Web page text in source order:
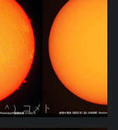
）コメト